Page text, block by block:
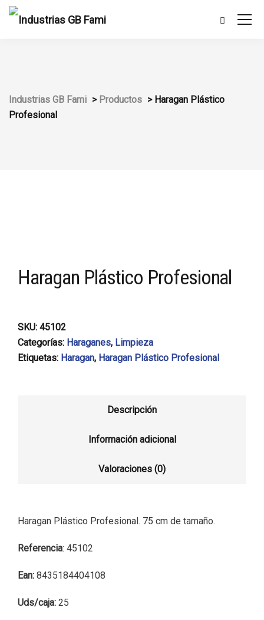
Industrias GB Fami > Productos > Haragan Plástico
Profesional
Haragan Plástico Profesional
SKU: 45102
Categorías: Haraganes, Limpieza
Etiquetas: Haragan, Haragan Plástico Profesional
Descripción
Información adicional
Valoraciones (0)
Haragan Plástico Profesional. 75 cm de tamaño.
Referencia: 45102
Ean: 8435184404108
Uds/caja: 25